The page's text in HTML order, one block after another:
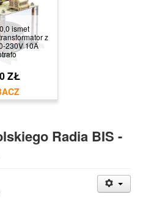
ismet
z
230V 10A
ZŁ
Radia BIS -